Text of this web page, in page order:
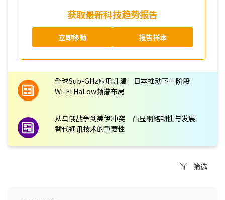
获取最新科技趋势报告
立即移動 报告样本
全球Sub-GHz应用升温 日本推动下一阶段
Wi-Fi HaLow频谱布局
从乌俄战争到美伊冲突 凸显網絡韧性与发展
替代通讯技术的重要性
筛选